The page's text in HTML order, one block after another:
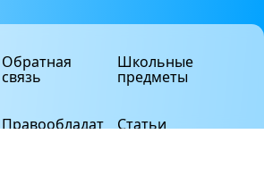
Обратная
связь
Правообладат
Школьные
предметы
Статьи